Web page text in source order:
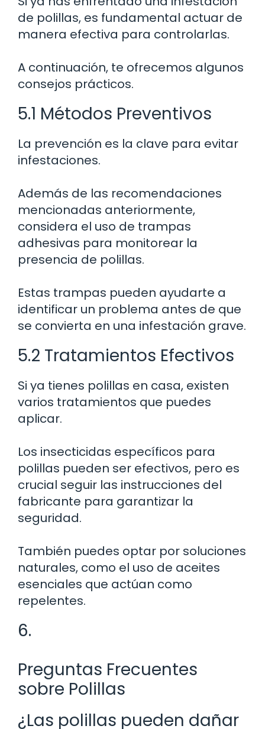
de polillas, es fundamental actuar de
manera efectiva para controlarlas.
A continuación, te ofrecemos algunos
consejos prácticos.
5.1 Métodos Preventivos
La prevención es la clave para evitar
infestaciones.
Además de las recomendaciones
mencionadas anteriormente,
considera el uso de trampas
adhesivas para monitorear la
presencia de polillas.
Estas trampas pueden ayudarte a
identificar un problema antes de que
se convierta en una infestación grave.
5.2 Tratamientos Efectivos
Si ya tienes polillas en casa, existen
varios tratamientos que puedes
aplicar.
Los insecticidas específicos para
polillas pueden ser efectivos, pero es
crucial seguir las instrucciones del
fabricante para garantizar la
seguridad.
También puedes optar por soluciones
naturales, como el uso de aceites
esenciales que actúan como
repelentes.
6.
Preguntas Frecuentes
sobre Polillas
¿Las polillas pueden dañar